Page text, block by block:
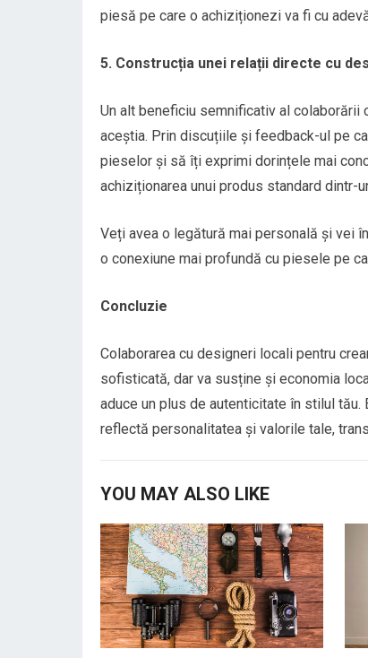
piesă pe care o achiziționezi va fi cu
5. Construcția unei relații directe cu
Un alt beneficiu semnificativ al
aceștia. Prin discuțiile și feedback-ul pe
pieselor și să îți exprimi dorințele mai
achiziționarea unui produs standard dintr-
Veți avea o legătură mai personală și vei
o conexiune mai profundă cu piesele pe
Concluzie
Colaborarea cu designeri locali pentru
sofisticată, dar va susține și economia
aduce un plus de autenticitate în stilul
reflectă personalitatea și valorile tale,
YOU MAY ALSO LIKE